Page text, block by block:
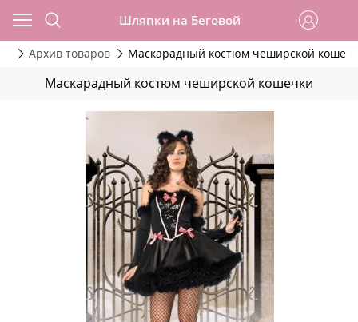
Шляпки на Беговой
Архив товаров Маскарадный костюм чеширской
Маскарадный костюм чеширской кошечки